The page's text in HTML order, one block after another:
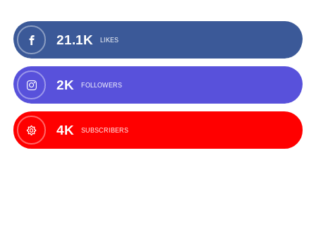
21.1K LIKES
2K FOLLOWERS
4K SUBSCRIBERS